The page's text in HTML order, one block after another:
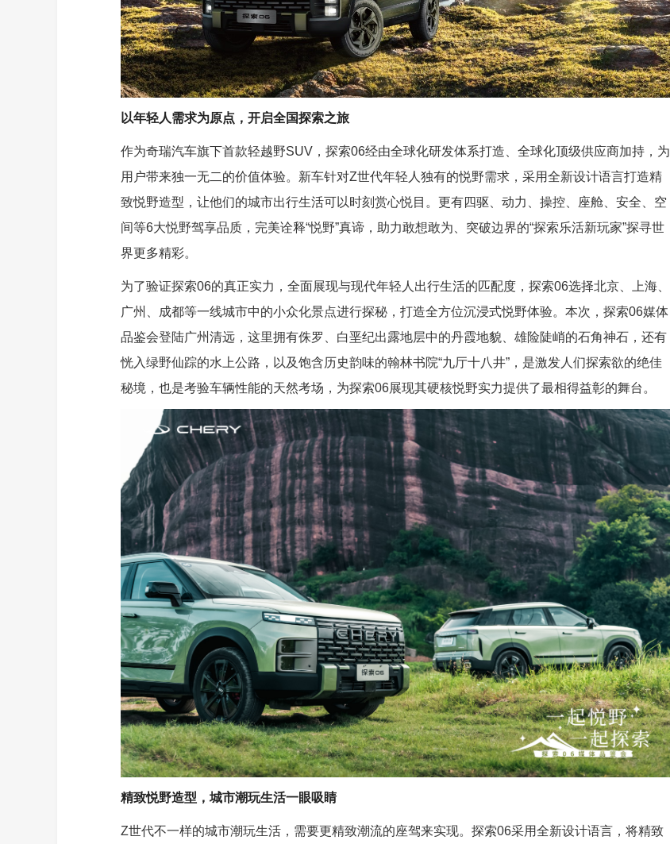
以年轻人需求为原点，开启全国探索之旅
作为奇瑞汽车旗下首款轻越野SUV，探索06经由全球化研发体系打造、全球化顶级供应商加持，为
用户带来独一无二的价值体验。新车针对Z世代年轻人独有的悦野需求，采用全新设计语言打造精
致悦野造型，让他们的城市出行生活可以时刻赏心悦目。更有四驱、动力、操控、座舱、安全、空
间等6大悦野驾享品质，完美诠释“悦野”真谛，助力敢想敢为、突破边界的“探索乐活新玩家”探寻世
界更多精彩。
为了验证探索06的真正实力，全面展现与现代年轻人出行生活的匹配度，探索06选择北京、上海、
广州、成都等一线城市中的小众化景点进行探秘，打造全方位沉浸式悦野体验。本次，探索06媒体
品鉴会登陆广州清远，这里拥有侏罗、白垩纪出露地层中的丹霞地貌、雄险陡峭的石角神石，还有
恍入绿野仙踪的水上公路，以及饱含历史韵味的翰林书院“九厅十八井”，是激发人们探索欲的绝佳
秘境，也是考验车辆性能的天然考场，为探索06展现其硬核悦野实力提供了最相得益彰的舞台。
精致悦野造型，城市潮玩生活一眼吸睛
Z世代不一样的城市潮玩生活，需要更精致潮流的座驾来实现。探索06采用全新设计语言，将精致